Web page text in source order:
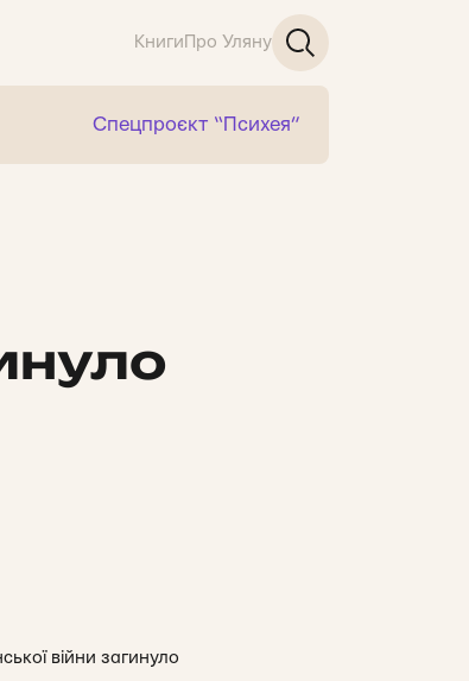
Книги Про Уляну
Спецпроєкт “Психея”
війни загинуло